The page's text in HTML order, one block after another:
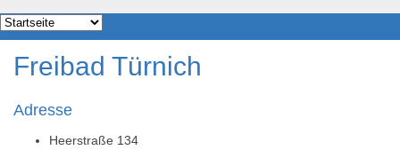
Freibad Türnich
Adresse
Heerstraße 134